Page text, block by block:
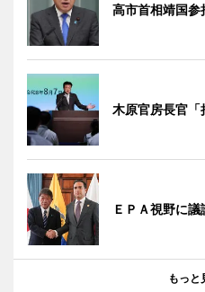
高市首相靖国参
木原官房長官「
ＥＰＡ視野に議
もっと